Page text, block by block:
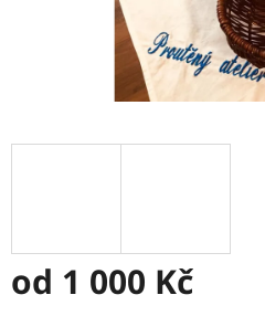
od 1 000 Kč